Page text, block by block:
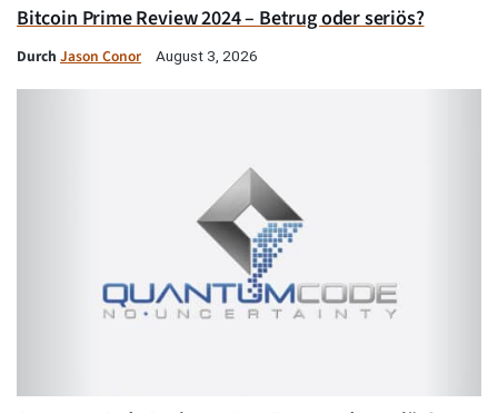
Bitcoin Prime Review 2024 – Betrug oder seriös?
Durch Jason Conor August 3, 2026